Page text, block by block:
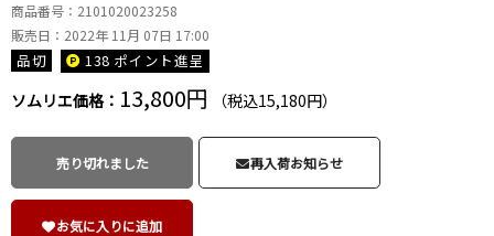
商品番号：2101020023258
販売日：2022年 11月 07日 17:00
品切 138 ポイント進呈
ソムリエ価格： 13,800円 （税込15,180円）
売り切れました 再入荷お知らせ
お気に入りに追加